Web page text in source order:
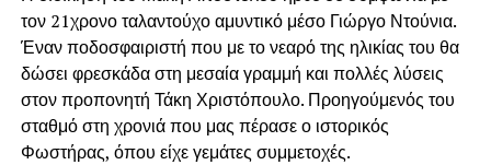
τον 21χρονο ταλαντούχο αμυντικό μέσο Γιώργο Ντούνια.
Έναν ποδοσφαιριστή που με το νεαρό της ηλικίας του θα
δώσει φρεσκάδα στη μεσαία γραμμή και πολλές λύσεις
στον προπονητή Τάκη Χριστόπουλο. Προηγούμενός του
σταθμό στη χρονιά που μας πέρασε ο ιστορικός
Φωστήρας, όπου είχε γεμάτες συμμετοχές.